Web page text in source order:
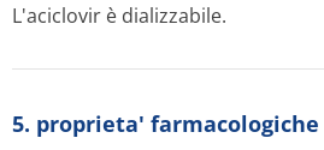
L'aciclovir è dializzabile.
5. proprieta' farmacologiche